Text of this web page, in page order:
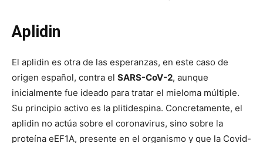
Aplidin
El aplidin es otra de las esperanzas, en este caso de
origen español, contra el SARS-CoV-2, aunque
inicialmente fue ideado para tratar el mieloma múltiple.
Su principio activo es la plitidespina. Concretamente, el
aplidin no actúa sobre el coronavirus, sino sobre la
proteína eEF1A, presente en el organismo y que la Covid-